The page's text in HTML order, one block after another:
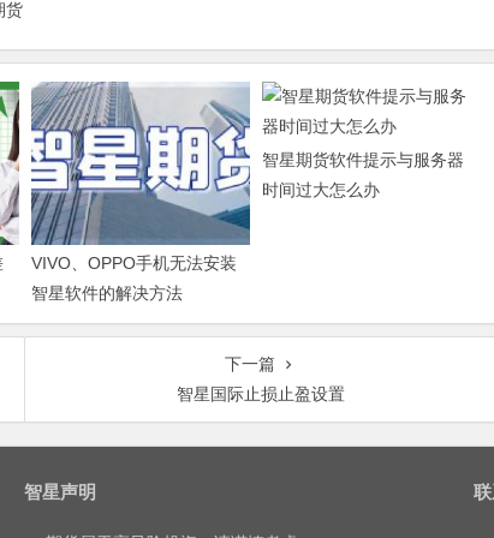
货
VIVO、OPPO手机无法安装
智星软件的解决方法
智星期货软件提示与服务器
时间过大怎么办
下一篇
智星国际止损止盈设置
智星声明